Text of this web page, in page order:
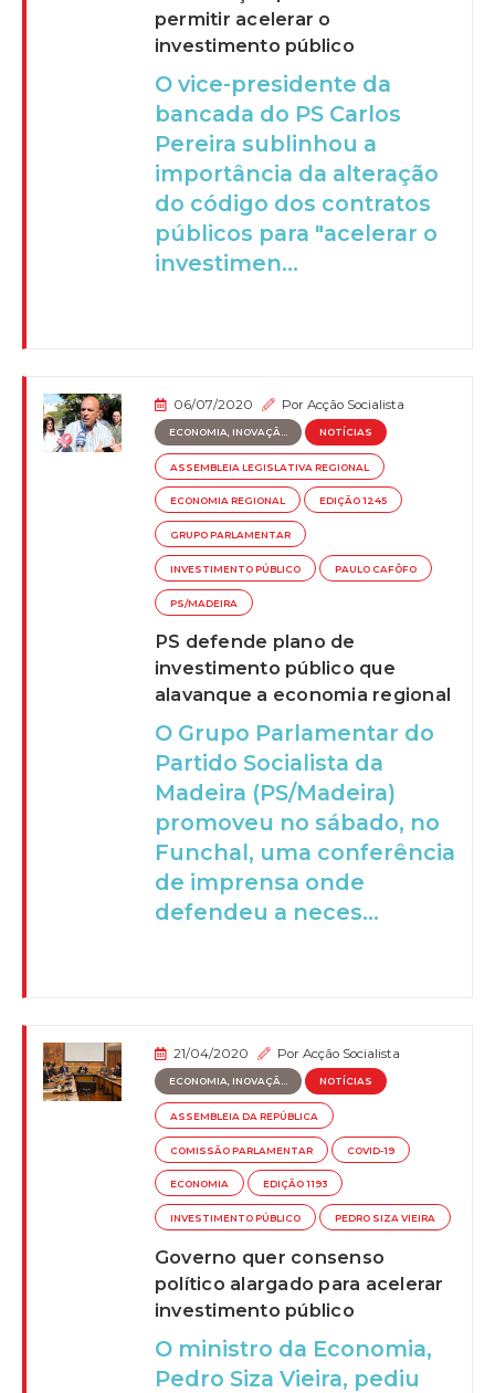
permitir acelerar o
investimento público
O vice-presidente da
bancada do PS Carlos
Pereira sublinhou a
importância da alteração
do código dos contratos
públicos para "acelerar o
investimen...
06/07/2020 PorAcção Socialista
ECONOMIA, INOVAÇÃ... NOTÍCIAS
ASSEMBLEIA LEGISLATIVA REGIONAL
ECONOMIA REGIONAL EDIÇÃO 1245
GRUPO PARLAMENTAR
INVESTIMENTO PÚBLICO PAULO CAFÔFO
PS/MADEIRA
PS defende plano de
investimento público que
alavanque a economia regional
O Grupo Parlamentar do
Partido Socialista da
Madeira (PS/Madeira)
promoveu no sábado, no
Funchal, uma conferência
de imprensa onde
defendeu a neces...
21/04/2020 PorAcção Socialista
ECONOMIA, INOVAÇÃ... NOTÍCIAS
ASSEMBLEIA DA REPÚBLICA
COMISSÃO PARLAMENTAR COVID-19
ECONOMIA EDIÇÃO 1193
INVESTIMENTO PÚBLICO PEDRO SIZA VIEIRA
Governo quer consenso
político alargado para acelerar
investimento público
O ministro da Economia,
Pedro Siza Vieira, pediu